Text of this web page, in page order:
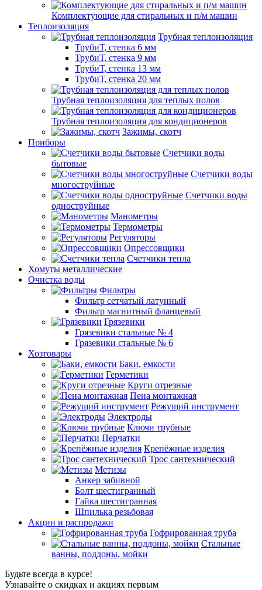
Комплектующие для стиральных и п/м машин
Теплоизоляция
Трубная теплоизоляция
ТрубиТ, стенка 6 мм
ТрубиТ, стенка 9 мм
ТрубиТ, стенка 13 мм
ТрубиТ, стенка 20 мм
Трубная теплоизоляция для теплых полов
Трубная теплоизоляция для кондиционеров
Зажимы, скотч
Приборы
Счетчики воды
бытовые
Счетчики воды
многоструйные
Счетчики воды
одноструйные
Манометры
Термометры
Регуляторы
Опрессовщики
Счетчики тепла
Хомуты металлические
Очистка воды
Фильтры
Фильтр сетчатый латунный
Фильтр магнитный фланцевый
Грязевики
Грязевики стальные № 4
Грязевики стальные № 6
Хозтовары
Баки, емкости
Герметики
Круги отрезные
Пена монтажная
Режущий инструмент
Электроды
Ключи трубные
Перчатки
Крепёжные изделия
Трос сантехнический
Метизы
Анкер забивной
Болт шестигранный
Гайка шестигранная
Шпилька резьбовая
Акции и распродажи
Гофрированная труба
Стальные
ванны, поддоны, мойки
Будьте всегда в курсе!
Узнавайте о скидках и акциях первым